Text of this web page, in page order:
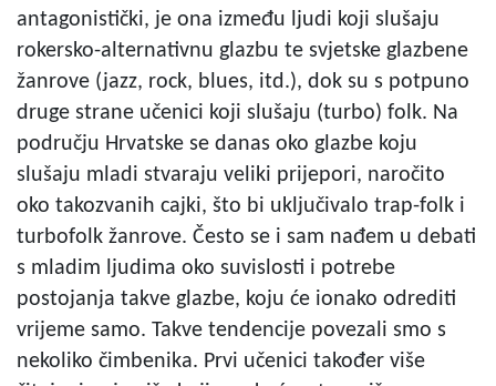
antagonistički, je ona između ljudi koji slušaju
rokersko-alternativnu glazbu te svjetske glazbene
žanrove (jazz, rock, blues, itd.), dok su s potpuno
druge strane učenici koji slušaju (turbo) folk. Na
području Hrvatske se danas oko glazbe koju
slušaju mladi stvaraju veliki prijepori, naročito
oko takozvanih cajki, što bi uključivalo trap-folk i
turbofolk žanrove. Često se i sam nađem u debati
s mladim ljudima oko suvislosti i potrebe
postojanja takve glazbe, koju će ionako odrediti
vrijeme samo. Takve tendencije povezali smo s
nekoliko čimbenika. Prvi učenici također više